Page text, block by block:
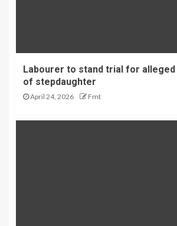
Labourer to stand trial for
of stepdaughter
April 24, 2026 Fmt